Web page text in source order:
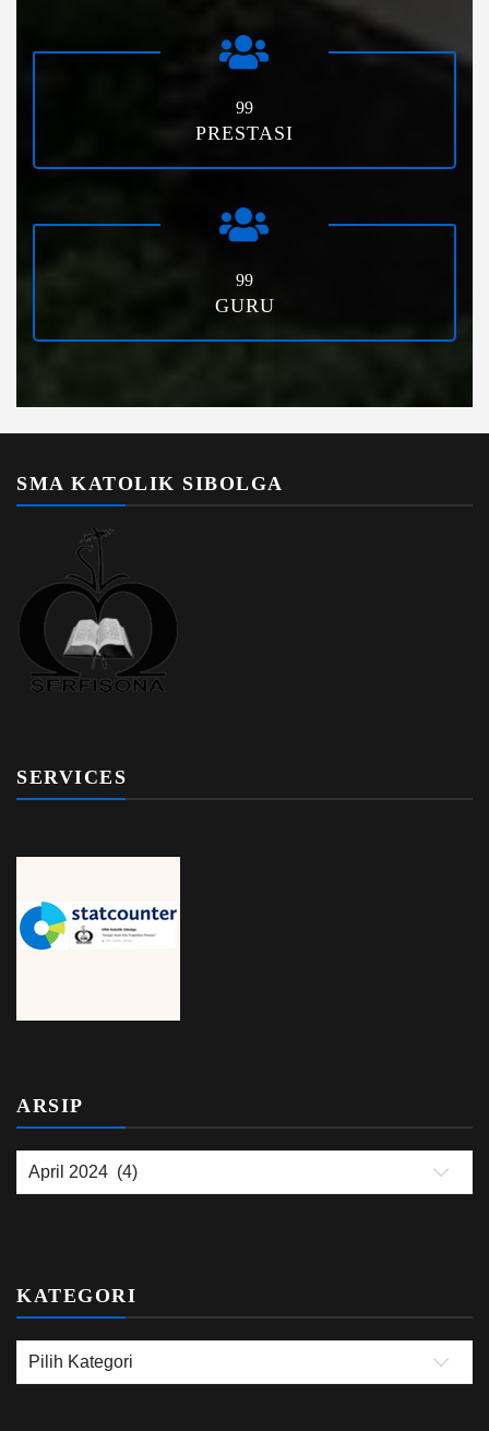
99
PRESTASI
99
GURU
SMA KATOLIK SIBOLGA
SERVICES
ARSIP
KATEGORI